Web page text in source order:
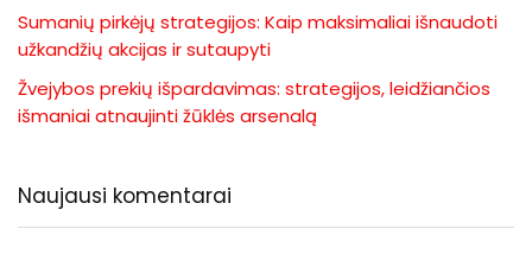
Sumanių pirkėjų strategijos: Kaip maksimaliai išnaudoti
užkandžių akcijas ir sutaupyti
Žvejybos prekių išpardavimas: strategijos, leidžiančios
išmaniai atnaujinti žūklės arsenalą
Naujausi komentarai